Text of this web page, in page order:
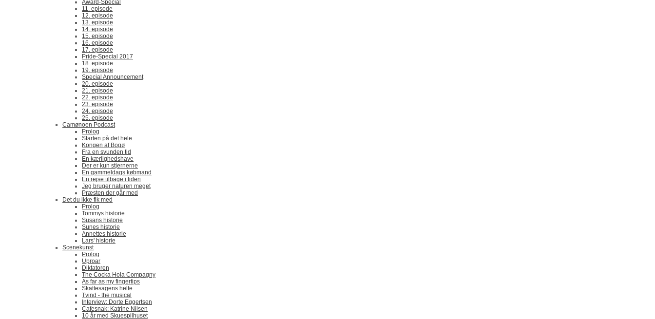
Award-Special
11. episode
12. episode
13. episode
14. episode
15. episode
16. episode
17. episode
Pride-Special 2017
18. episode
19. episode
Special Announcement
20. episode
21. episode
22. episode
23. episode
24. episode
25. episode
Camønoen Podcast
Prolog
Starten på det hele
Kongen af Bogø
Fra en svunden tid
En kærlighedshave
Der er kun stjernerne
En gammeldags købmand
En rejse tilbage i tiden
Jeg bruger naturen meget
Præsten der går med
Det du ikke fik med
Prolog
Tommys historie
Susans historie
Sunes historie
Annettes historie
Lars' historie
Scenekunst
Prolog
Uproar
Diktatoren
The Cocka Hola Compagny
As far as my fingertips
Skattesagens helte
Tvind - the musical
Interview: Dorte Eggertsen
Cafesnak: Katrine Nilsen
10 år med Skuespilhuset